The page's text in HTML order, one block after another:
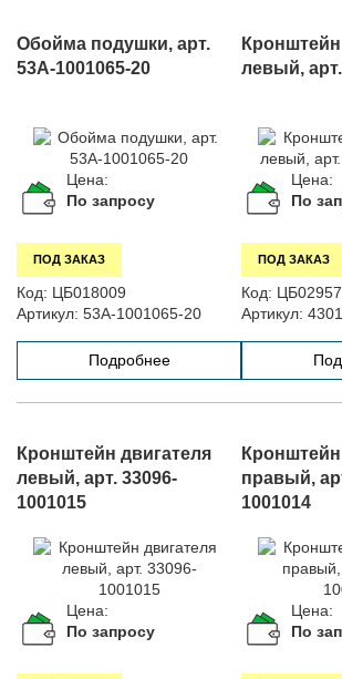
Обойма подушки, арт.
53А-1001065-20
Цена:
По запросу
ПОД ЗАКАЗ
Код: ЦБ018009
Артикул: 53А-1001065-20
Подробнее
левый,
Цена:
По
ПОД ЗАКАЗ
Код:
Артикул:
Кронштейн двигателя
левый, арт. 33096-
1001015
Цена:
По запросу
правый,
1001014
Цена:
По